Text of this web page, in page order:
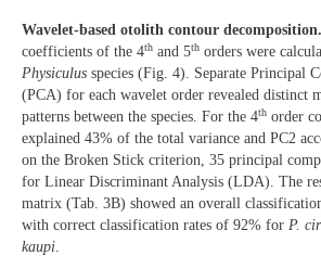
Wavelet-based otolith contour decomposition.
coefficients of the 4th and 5th orders were
Physiculus species (Fig. 4). Separate Principal
(PCA) for each wavelet order revealed distinct
patterns between the species. For the 4th order
explained 43% of the total variance and PC2
on the Broken Stick criterion, 35 principal
for Linear Discriminant Analysis (LDA). The
matrix (Tab. 3B) showed an overall
with correct classification rates of 92% for P.
kaupi